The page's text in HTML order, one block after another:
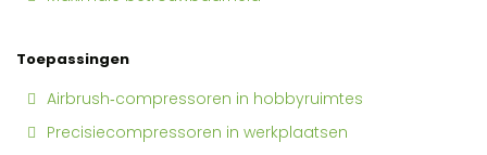
Toepassingen
Airbrush‑compressoren in hobbyruimtes
Precisiecompressoren in werkplaatsen